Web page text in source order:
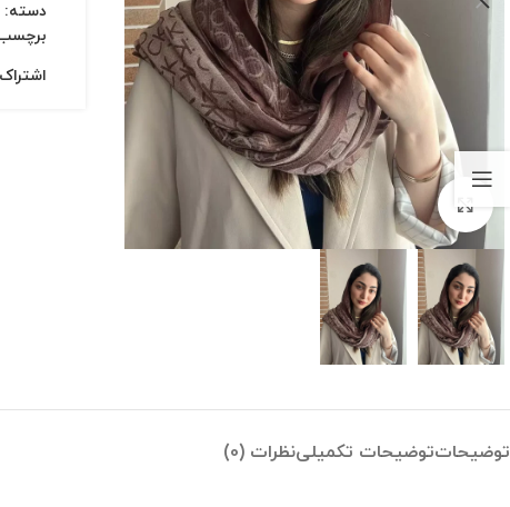
بزرگنمایی تصویر
دسته:
توضیحاتتوضیحات تکمیلینظرات (0)